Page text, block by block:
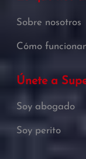
Sobre nosotros
Cómo
Únete a
Soy abogado
Soy perito